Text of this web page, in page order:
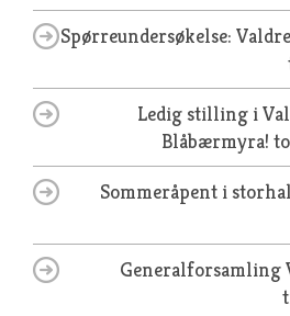
Spørreundersøkelse:
Ledig stilling i
Blåbærmyra!
Sommeråpent i
Generalforsamling